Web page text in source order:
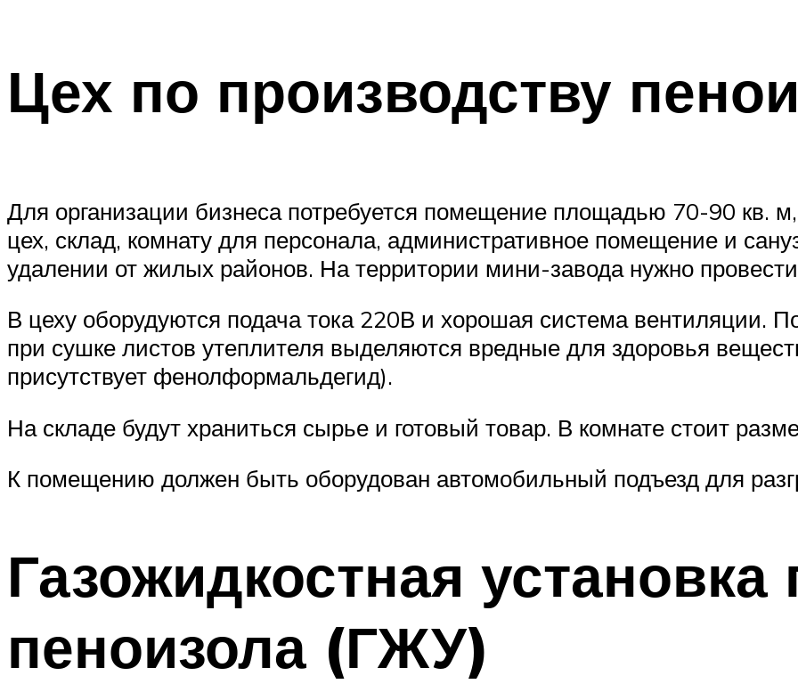
Цех по производству
Для организации бизнеса потребуется помещение площадью 70-90 кв.
цех, склад, комнату для персонала, административное помещение и
удалении от жилых районов. На территории мини-завода нужно
В цеху оборудуются подача тока 220В и хорошая система вентиляции.
при сушке листов утеплителя выделяются вредные для здоровья
присутствует фенолформальдегид).
На складе будут храниться сырье и готовый товар. В комнате стоит
К помещению должен быть оборудован автомобильный подъезд для
Газожидкостная
пеноизола (ГЖУ)